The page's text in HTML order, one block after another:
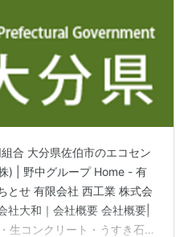
合 大分県佐伯市のエコセン
) | 野中グループ Home - 有
とせ 有限会社 西工業 株式会
社大和｜会社概要 会社概要|
生コンクリート・うすき石仏